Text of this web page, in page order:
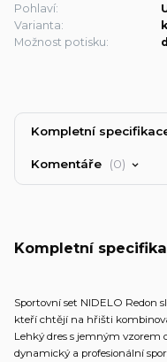
Pohlaví:
Varianta:
Možnost potisku:
Kompletní
Komentáře 0
Kompletní
Sportovní set NIDELO Redon
kteří chtějí na hřišti
Lehký dres s jemným
dynamický a profesionální